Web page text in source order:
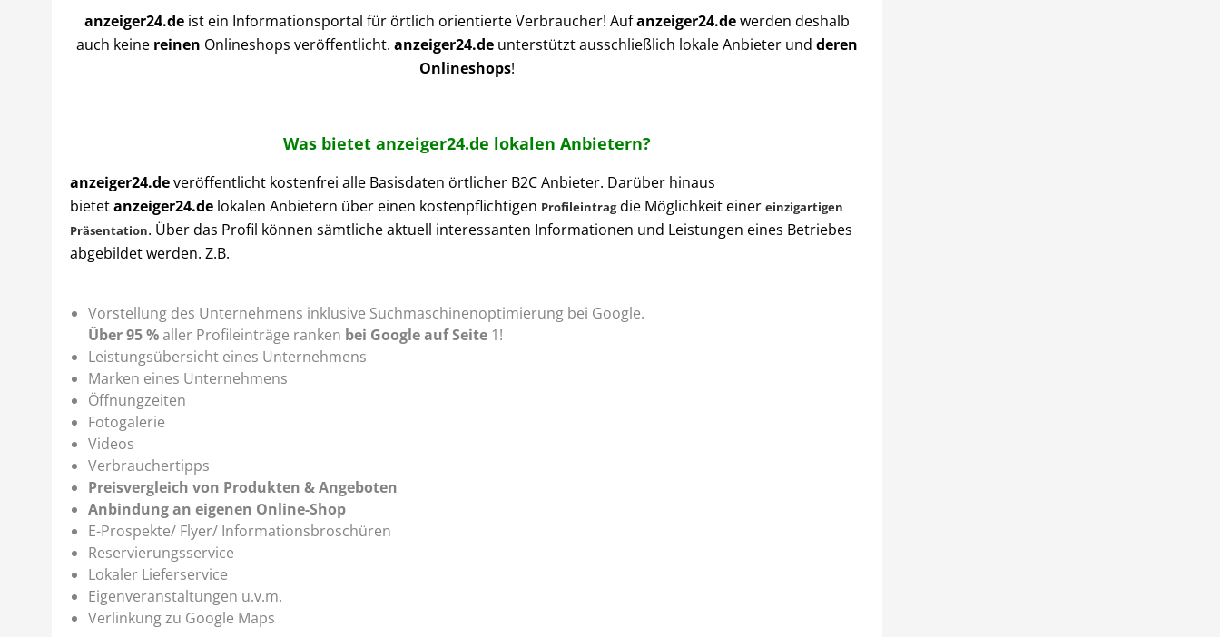
anzeiger24.de ist ein Informationsportal für örtlich orientierte Verbraucher! Aufanzeiger24.dewerden deshalb
auch keine reinen Onlineshops veröffentlicht. anzeiger24.de unterstützt ausschließlich lokale Anbieter und deren
Onlineshops!
Was bietet anzeiger24.de lokalen Anbietern?
anzeiger24.deveröffentlicht kostenfrei alle Basisdaten örtlicher B2C Anbieter. Darüber hinaus
bietetanzeiger24.de lokalen Anbietern über einen kostenpflichtigen Profileintragdie Möglichkeit einer einzigartigen
Präsentation. Über das Profil können sämtliche aktuell interessanten Informationen und Leistungen eines Betriebes
abgebildet werden. Z.B.
Vorstellung des Unternehmens inklusive Suchmaschinenoptimierung bei Google.
Über 95 %aller Profileinträge ranken bei Google auf Seite 1!
Leistungsübersicht eines Unternehmens
Marken eines Unternehmens
Öffnungzeiten
Fotogalerie
Videos
Verbrauchertipps
Preisvergleich von Produkten & Angeboten
Anbindung an eigenen Online-Shop
E-Prospekte/ Flyer/ Informationsbroschüren
Reservierungsservice
Lokaler Lieferservice
Eigenveranstaltungen u.v.m.
Verlinkung zu Google Maps